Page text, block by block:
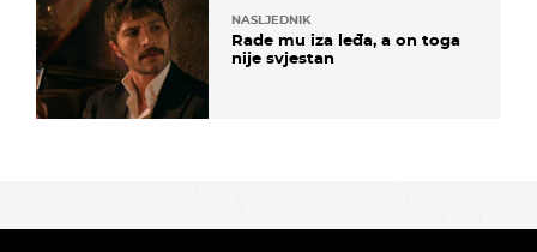
NASLJEDNIK
Rade mu iza leđa, a on toga
nije svjestan